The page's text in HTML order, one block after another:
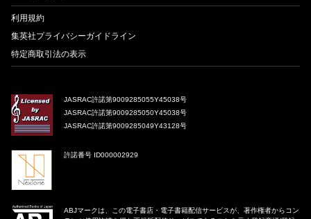
利用規約
集英社プライバシーガイドライン
特定商取引法の表示
JASRAC許諾第9009285055Y45038号
JASRAC許諾第9009285050Y45038号
JASRAC許諾第9009285049Y43128号
許諾番号 ID000002929
ABJマークは、この電子書店・電子書籍配信サービスが、著作権者からコン